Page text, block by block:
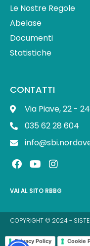
Le Nostre Regole
Abelase
Documenti
Statistiche
CONTATTI
Via Piave, 22 -
035 62 28 604
F
a
e
o
o
Y
o
t
b
e
I
n
t
g
r
m
VAI AL SITO RBBG
COPYRIGHT © 2024 -
Privacy Policy Cookie